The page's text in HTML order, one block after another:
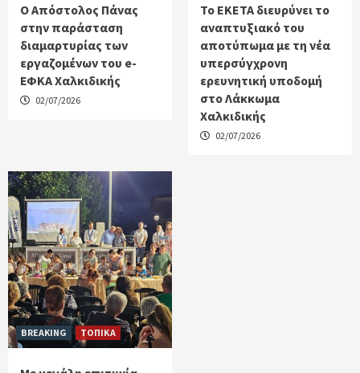
Ο Απόστολος Πάνας
στην παράσταση
διαμαρτυρίας των
εργαζομένων του e-
ΕΦΚΑ Χαλκιδικής
02/07/2026
Το ΕΚΕΤΑ διευρύνει το
αναπτυξιακό του
αποτύπωμα με τη νέα
υπερσύγχρονη
ερευνητική υποδομή
στο Λάκκωμα
Χαλκιδικής
02/07/2026
BREAKING ΤΟΠΙΚΑ